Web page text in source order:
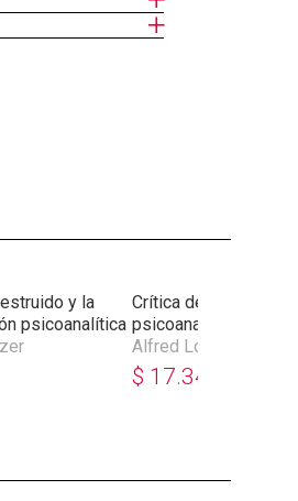
que llevan
y la
psicoanalítica
Crítica del concepto
psicoanalítico de
Alfred Lorenzer
$ 17.340